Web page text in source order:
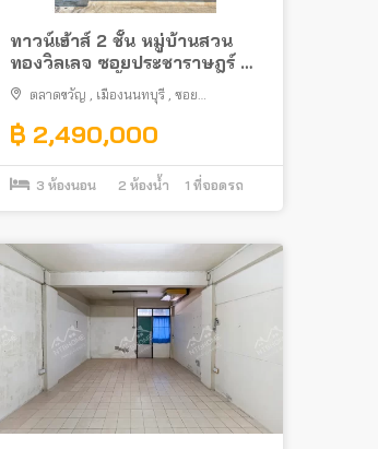
ทาวน์เฮ้าส์ 2 ชั้น หมู่บ้านสวน
ทองวิลเลจ ซอยประชาราษฎร์ 3
ทำเลดีใกล้ท่าน้ำนนท์
ตลาดขวัญ เมืองนนทบุรี ซอย
฿ 2,490,000
3 ห้องนอน 2 ห้องน้ำ 1 ที่จอดรถ